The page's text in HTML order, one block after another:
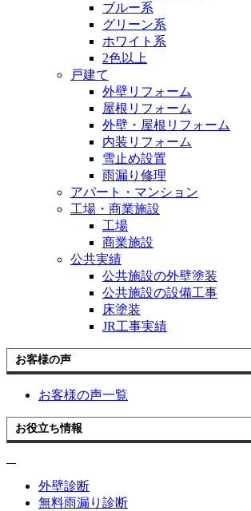
ブルー系
グリーン系
ホワイト系
2色以上
戸建て
外壁リフォーム
屋根リフォーム
外壁・屋根リフォーム
内装リフォーム
雪止め設置
雨漏り修理
アパート・マンション
工場・商業施設
工場
商業施設
公共実績
公共施設の外壁塗装
公共施設の設備工事
床塗装
JR工事実績
お客様の声
お客様の声一覧
お役立ち情報
外壁診断
無料雨漏り診断